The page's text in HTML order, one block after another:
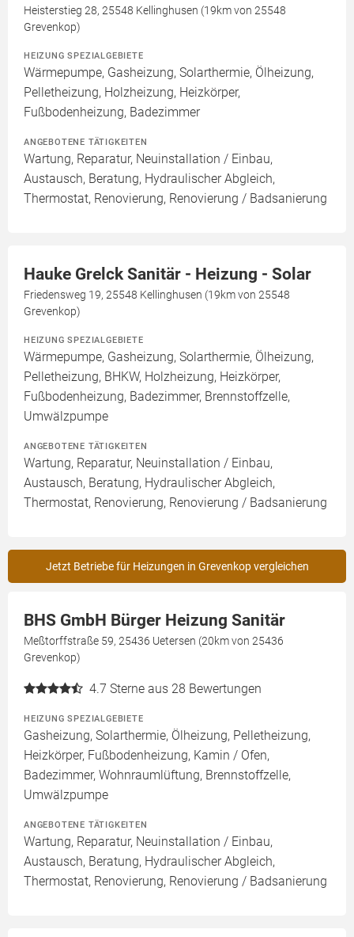
Heisterstieg 28, 25548 Kellinghusen (19km von 25548
Grevenkop)
HEIZUNG SPEZIALGEBIETE
Wärmepumpe, Gasheizung, Solarthermie, Ölheizung,
Pelletheizung, Holzheizung, Heizkörper,
Fußbodenheizung, Badezimmer
ANGEBOTENE TÄTIGKEITEN
Wartung, Reparatur, Neuinstallation / Einbau,
Austausch, Beratung, Hydraulischer Abgleich,
Thermostat, Renovierung, Renovierung / Badsanierung
Hauke Grelck Sanitär - Heizung - Solar
Friedensweg 19, 25548 Kellinghusen (19km von 25548
Grevenkop)
HEIZUNG SPEZIALGEBIETE
Wärmepumpe, Gasheizung, Solarthermie, Ölheizung,
Pelletheizung, BHKW, Holzheizung, Heizkörper,
Fußbodenheizung, Badezimmer, Brennstoffzelle,
Umwälzpumpe
ANGEBOTENE TÄTIGKEITEN
Wartung, Reparatur, Neuinstallation / Einbau,
Austausch, Beratung, Hydraulischer Abgleich,
Thermostat, Renovierung, Renovierung / Badsanierung
Jetzt Betriebe für Heizungen in Grevenkop vergleichen
BHS GmbH Bürger Heizung Sanitär
Meßtorffstraße 59, 25436 Uetersen (20km von 25436
Grevenkop)
4.7 Sterne aus 28 Bewertungen
HEIZUNG SPEZIALGEBIETE
Gasheizung, Solarthermie, Ölheizung, Pelletheizung,
Heizkörper, Fußbodenheizung, Kamin / Ofen,
Badezimmer, Wohnraumlüftung, Brennstoffzelle,
Umwälzpumpe
ANGEBOTENE TÄTIGKEITEN
Wartung, Reparatur, Neuinstallation / Einbau,
Austausch, Beratung, Hydraulischer Abgleich,
Thermostat, Renovierung, Renovierung / Badsanierung